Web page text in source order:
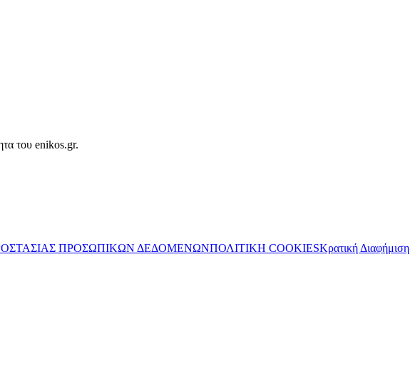
του enikos.gr.
ΠΡΟΣΩΠΙΚΩΝ ΔΕΔΟΜΕΝΩΝΠΟΛΙΤΙΚΗ COOKIESΚρατική Διαφήμιση